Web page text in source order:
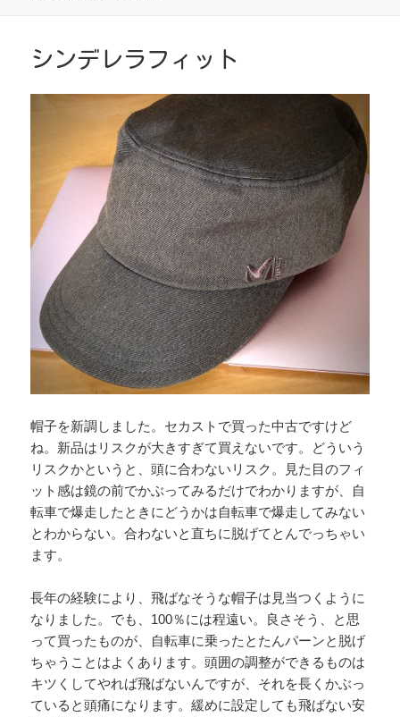
ー
シンデレラフィット
帽子を新調しました。セカストで買った中古ですけど
ね。新品はリスクが大きすぎて買えないです。どういう
リスクかというと、頭に合わないリスク。見た目のフィ
ット感は鏡の前でかぶってみるだけでわかりますが、自
転車で爆走したときにどうかは自転車で爆走してみない
とわからない。合わないと直ちに脱げてとんでっちゃい
ます。
長年の経験により、飛ばなそうな帽子は見当つくように
なりました。でも、100％には程遠い。良さそう、と思
って買ったものが、自転車に乗ったとたんパーンと脱げ
ちゃうことはよくあります。頭囲の調整ができるものは
キツくしてやれば飛ばないんですが、それを長くかぶっ
ていると頭痛になります。緩めに設定しても飛ばない安